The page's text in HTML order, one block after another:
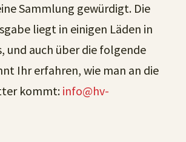
Sammlung gewürdigt. Die
liegt in einigen Läden in
und auch über die folgende
Ihr erfahren, wie man an die
kommt:info@hv-